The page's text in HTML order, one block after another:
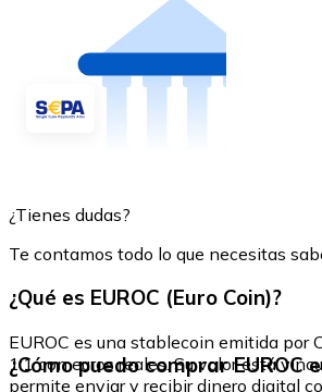
¿Tienes dudas?
Te contamos todo lo que necesitas
¿Qué es EUROC (Euro Coin)?
EUROC es una stablecoin emitida por
1:1 con euros reales. Su valor está
permite enviar y recibir dinero digital
¿Cómo puedo comprar EUROC